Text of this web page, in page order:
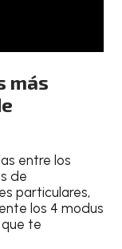
más
entre los
de
particulares,
los 4 modus
te